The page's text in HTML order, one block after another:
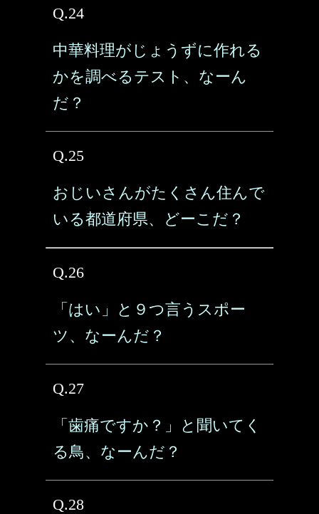
Q.24
中華料理がじょうずに作れる
かを調べるテスト、なーん
だ？
Q.25
おじいさんがたくさん住んで
いる都道府県、どーこだ？
Q.26
「はい」と９つ言うスポー
ツ、なーんだ？
Q.27
「歯痛ですか？」と聞いてく
る鳥、なーんだ？
Q.28